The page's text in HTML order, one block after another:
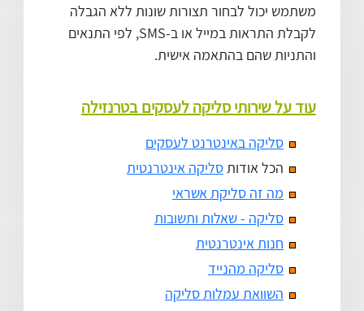
משתמש יכול לבחור תצורות שונות ללא הגבלה
לקבלת התראות במייל או ב-SMS, לפי התנאים
והתניות שהם בהתאמה אישית.
עוד על שירותי סליקה לעסקים בטרנזילה
סליקה באינטרנט לעסקים
הכל אודותסליקה אינטרנטית
מה זה סליקת אשראי
סליקה - שאלות ותשובות
חנות אינטרנטית
סליקה מהנייד
השוואת עמלות סליקה